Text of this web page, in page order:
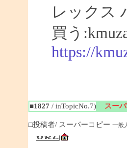
レックス
買う
https://
■1827 / inTopicNo.7) スー
□投稿者/ スーパーコピー 一般